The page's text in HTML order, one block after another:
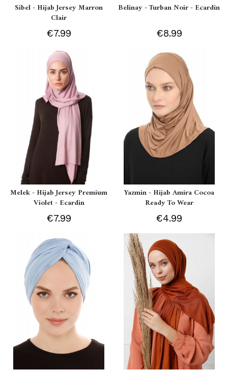
Sibel - Hijab Jersey Marron
Clair
€7.99
Belinay - Turban Noir - Ecardin
€8.99
Melek - Hijab Jersey Premium
Violet - Ecardin
€7.99
Yazmin - Hijab Amira Cocoa
Ready To Wear
€4.99